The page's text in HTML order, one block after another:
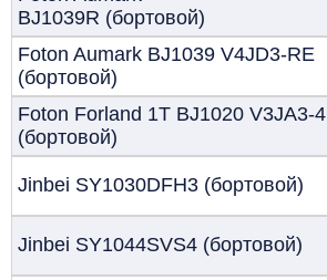
BJ1039R (бортовой)
Foton Aumark BJ1039 V4JD3-RE
(бортовой)
Foton Forland 1T BJ1020 V3JA3-4
(бортовой)
Jinbei SY1030DFH3 (бортовой)
Jinbei SY1044SVS4 (бортовой)